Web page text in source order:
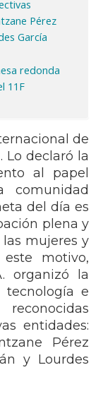
Pérez
García
redonda
11F
de
Lo declaró la
al papel
del día es
plena y
mujeres y
motivo,
organizó la
tecnología e
entidades:
Pérez
y Lourdes